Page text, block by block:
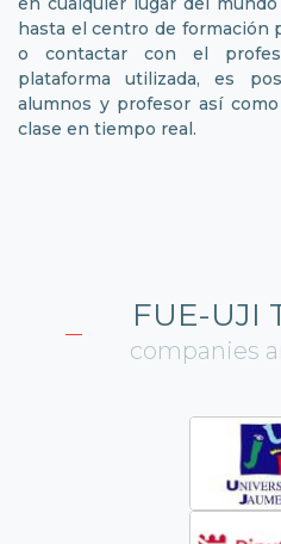
hasta el centro de formación
o contactar con el
plataforma utilizada, es
alumnos y profesor así
clase en tiempo real.
FUE-UJI
companies